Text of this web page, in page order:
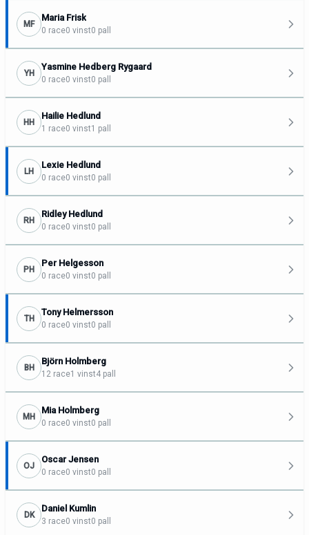
MF
Maria Frisk
0 race0 vinst0 pall
YH
Yasmine Hedberg Rygaard
0 race0 vinst0 pall
HH
Hailie Hedlund
1 race0 vinst1 pall
LH
Lexie Hedlund
0 race0 vinst0 pall
RH
Ridley Hedlund
0 race0 vinst0 pall
PH
Per Helgesson
0 race0 vinst0 pall
TH
Tony Helmersson
0 race0 vinst0 pall
BH
Björn Holmberg
12 race1 vinst4 pall
MH
Mia Holmberg
0 race0 vinst0 pall
OJ
Oscar Jensen
0 race0 vinst0 pall
DK
Daniel Kumlin
3 race0 vinst0 pall